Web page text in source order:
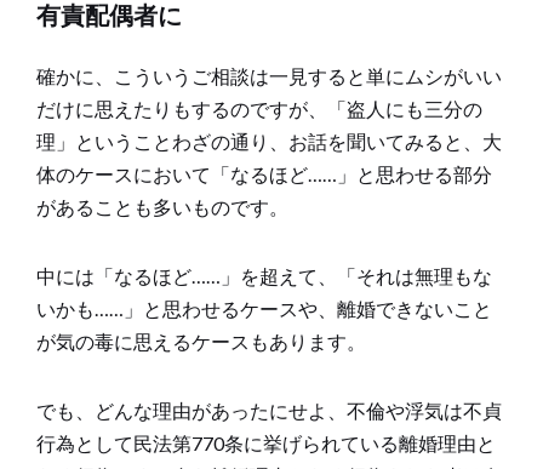
有責配偶者に
確かに、こういうご相談は一見すると単にムシがいい
だけに思えたりもするのですが、「盗人にも三分の
理」ということわざの通り、お話を聞いてみると、大
体のケースにおいて「なるほど……」と思わせる部分
があることも多いものです。
中には「なるほど……」を超えて、「それは無理もな
いかも……」と思わせるケースや、離婚できないこと
が気の毒に思えるケースもあります。
でも、どんな理由があったにせよ、不倫や浮気は不貞
行為として民法第770条に挙げられている離婚理由と